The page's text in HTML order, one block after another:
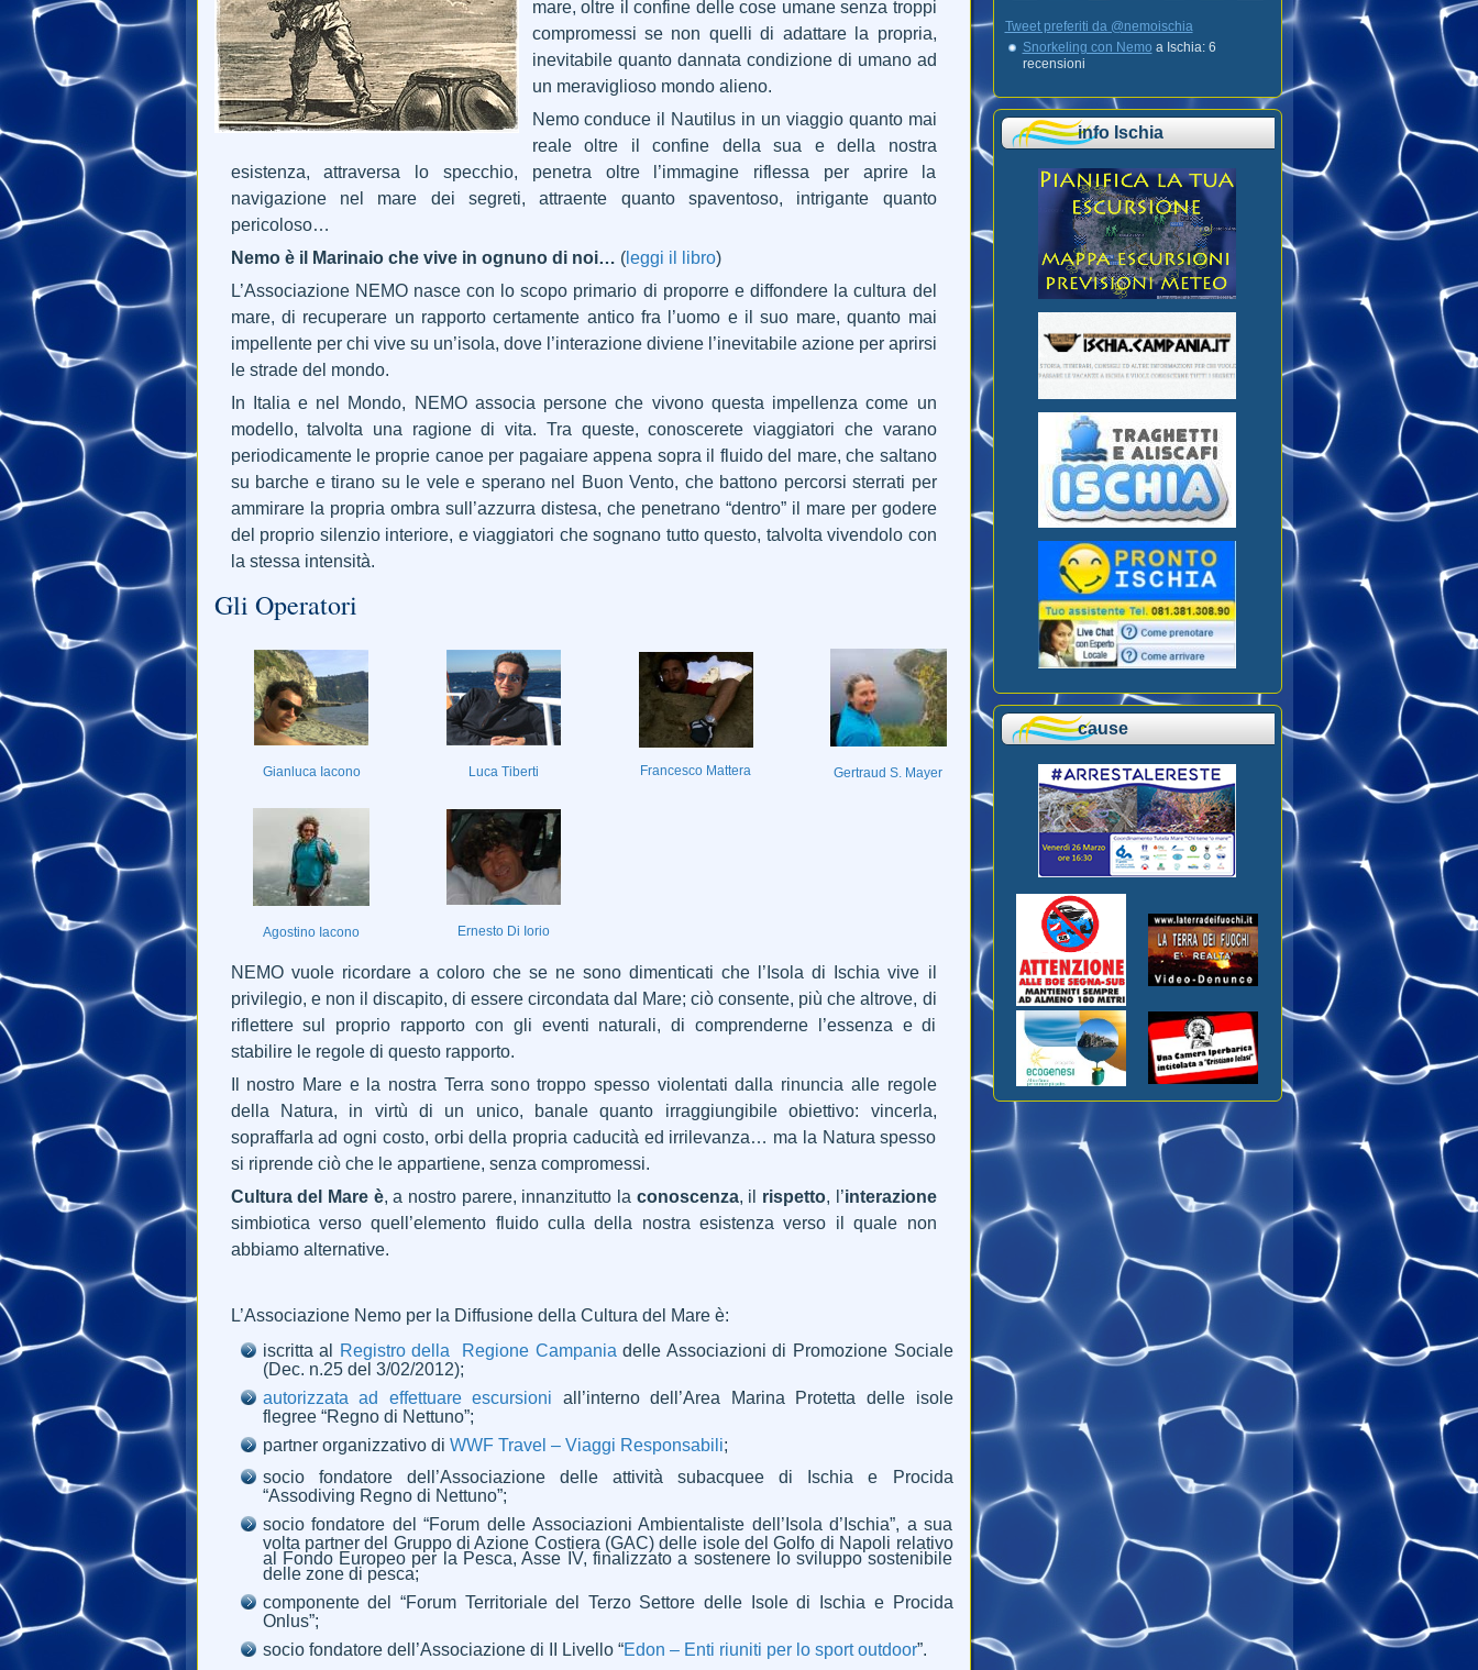
mare, oltre il confine delle cose umane senza troppi
compromessi se non quelli di adattare la propria,
inevitabile quanto dannata condizione di umano ad
un meraviglioso mondo alieno.
Nemo conduce il Nautilus in un viaggio quanto mai
reale oltre il confine della sua e della nostra
esistenza, attraversa lo specchio, penetra oltre l’immagine riflessa per aprire la
navigazione nel mare dei segreti, attraente quanto spaventoso, intrigante quanto
pericoloso…
Nemo è il Marinaio che vive in ognuno di noi… (leggi il libro)
L’Associazione NEMO nasce con lo scopo primario di proporre e diffondere la cultura del
mare, di recuperare un rapporto certamente antico fra l’uomo e il suo mare, quanto mai
impellente per chi vive su un’isola, dove l’interazione diviene l’inevitabile azione per aprirsi
le strade del mondo.
In Italia e nel Mondo, NEMO associa persone che vivono questa impellenza come un
modello, talvolta una ragione di vita. Tra queste, conoscerete viaggiatori che varano
periodicamente le proprie canoe per pagaiare appena sopra il fluido del mare, che saltano
su barche e tirano su le vele e sperano nel Buon Vento, che battono percorsi sterrati per
ammirare la propria ombra sull’azzurra distesa, che penetrano “dentro” il mare per godere
del proprio silenzio interiore, e viaggiatori che sognano tutto questo, talvolta vivendolo con
la stessa intensità.
Gli Operatori
Gianluca Iacono Luca Tiberti Francesco Mattera Gertraud S. Mayer
Agostino Iacono Ernesto Di Iorio
NEMO vuole ricordare a coloro che se ne sono dimenticati che l’Isola di Ischia vive il
privilegio, e non il discapito, di essere circondata dal Mare; ciò consente, più che altrove, di
riflettere sul proprio rapporto con gli eventi naturali, di comprenderne l’essenza e di
stabilire le regole di questo rapporto.
Il nostro Mare e la nostra Terra sono troppo spesso violentati dalla rinuncia alle regole
della Natura, in virtù di un unico, banale quanto irraggiungibile obiettivo: vincerla,
sopraffarla ad ogni costo, orbi della propria caducità ed irrilevanza… ma la Natura spesso
si riprende ciò che le appartiene, senza compromessi.
Cultura del Mare è, a nostro parere, innanzitutto la conoscenza, il rispetto, l’interazione
simbiotica verso quell’elemento fluido culla della nostra esistenza verso il quale non
abbiamo alternative.
L’Associazione Nemo per la Diffusione della Cultura del Mare è:
iscritta al
Registro della Regione Campania delle Associazioni di Promozione Sociale
(Dec. n.25 del 3/02/2012);
autorizzata ad effettuare escursioni all’interno dell’Area Marina Protetta delle isole
flegree “Regno di Nettuno”;
partner organizzativo di WWF Travel – Viaggi Responsabili;
socio fondatore dell’Associazione delle attività subacquee di Ischia e Procida
“Assodiving Regno di Nettuno”;
socio fondatore del “Forum delle Associazioni Ambientaliste dell’Isola d’Ischia”, a sua
volta partner del Gruppo di Azione Costiera (GAC) delle isole del Golfo di Napoli relativo
al Fondo Europeo per la Pesca, Asse IV, finalizzato a sostenere lo sviluppo sostenibile
delle zone di pesca;
componente del “Forum Territoriale del Terzo Settore delle Isole di Ischia e Procida
Onlus”;
socio fondatore dell’Associazione di II Livello “Edon – Enti riuniti per lo sport outdoor”.
Tweet preferiti da @nemoischia
Snorkeling con Nemo a Ischia: 6
recensioni
info Ischia
cause